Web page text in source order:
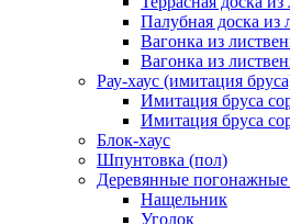
Палубная доска из
Вагонка из
Вагонка из
Рау-хаус (имитация
Имитация бруса
Имитация бруса
Блок-хаус
Шпунтовка (пол)
Деревянные погонажные
Нащельник
Уголок